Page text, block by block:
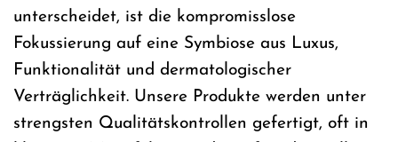
unterscheidet, ist die kompromisslose
Fokussierung auf eine Symbiose aus Luxus,
Funktionalität und dermatologischer
Verträglichkeit. Unsere Produkte werden unter
strengsten Qualitätskontrollen gefertigt, oft in